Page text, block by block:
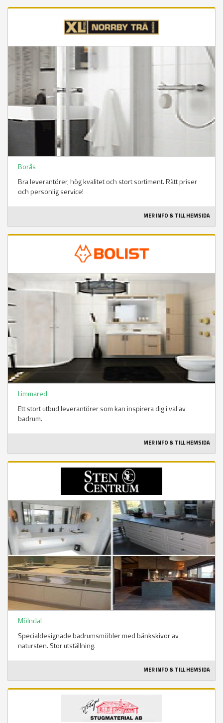
Borås
Bra leverantörer, hög kvalitet och stort sortiment. Rätt priser
och personlig service!
MER INFO & TILL HEMSIDA
Limmared
Ett stort utbud leverantörer som kan inspirera dig i val av
badrum.
MER INFO & TILL HEMSIDA
Mölndal
Specialdesignade badrumsmöbler med bänkskivor av
natursten. Stor utställning.
MER INFO & TILL HEMSIDA